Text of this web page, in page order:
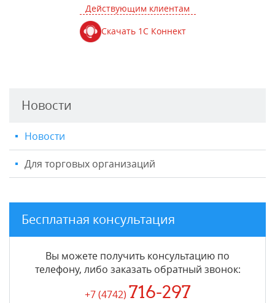
Действующим клиентам
Скачать 1С Коннект
Новости
Новости
Для торговых организаций
Бесплатная консультация
Вы можете получить консультацию по
телефону, либо заказать обратный звонок:
+7 (4742) 716-297